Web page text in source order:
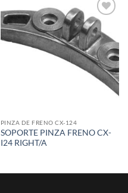
Add to
wishlist
PINZA DE FRENO CX-124
SOPORTE PINZA FRENO CX-
I24 RIGHT/A